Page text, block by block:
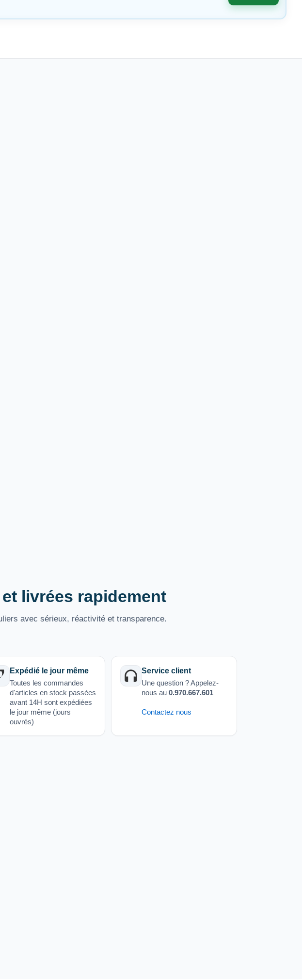
livrées rapidement
avec sérieux, réactivité et transparence.
Expédié le jour même
Toutes les commandes
d'articles en stock passées
avant 14H sont expédiées
le jour même (jours
ouvrés)
Service client
Une question ? Appelez-
nous au 0.970.667.601
Contactez nous